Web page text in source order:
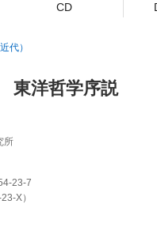
CD
代）
東洋哲学序説
所
23-7
X）